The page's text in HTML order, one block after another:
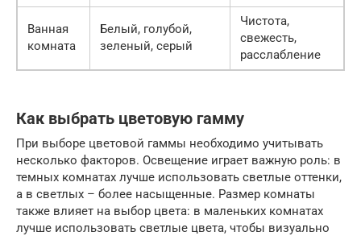
Ванная
комната
Белый, голубой,
зеленый, серый
Чистота,
свежесть,
расслабление
Как выбрать цветовую гамму
При выборе цветовой гаммы необходимо учитывать
несколько факторов. Освещение играет важную роль: в
темных комнатах лучше использовать светлые оттенки,
а в светлых – более насыщенные. Размер комнаты
также влияет на выбор цвета: в маленьких комнатах
лучше использовать светлые цвета, чтобы визуально